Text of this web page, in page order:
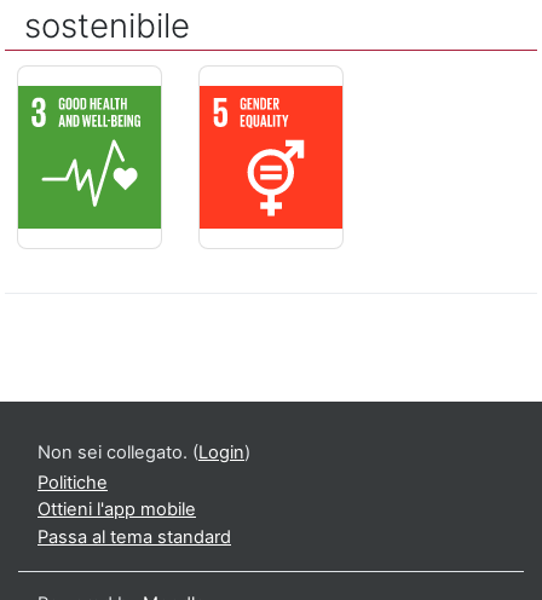
sostenibile
SALUTE E BENESSERE - Assicurare la salute e il
PARITÁ DI GENERE - Raggiungere
Non sei collegato. (Login)
Politiche
Ottieni l'app mobile
Passa al tema standard